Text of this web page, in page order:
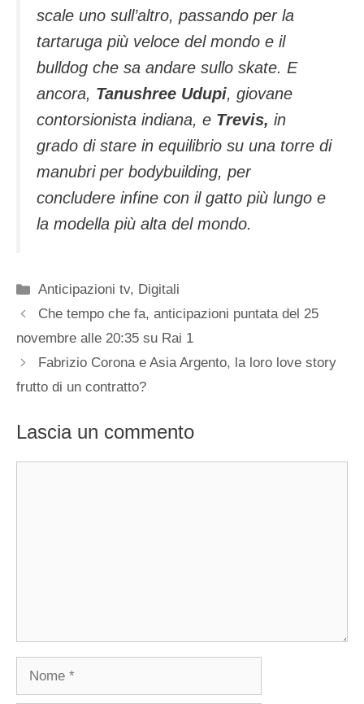
scale uno sull’altro, passando per la
tartaruga più veloce del mondo e il
bulldog che sa andare sullo skate. E
ancora, Tanushree Udupi, giovane
contorsionista indiana, e Trevis, in
grado di stare in equilibrio su una torre di
manubri per bodybuilding, per
concludere infine con il gatto più lungo e
la modella più alta del mondo.
Categorie
Anticipazioni tv, Digitali
Che tempo che fa, anticipazioni puntata del 25
novembre alle 20:35 su Rai 1
Fabrizio Corona e Asia Argento, la loro love story
frutto di un contratto?
Lascia un commento
Nome